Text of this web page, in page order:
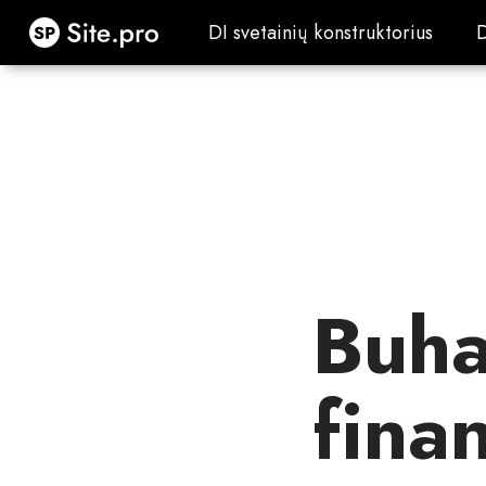
Site.pro DI svetainių konstruktorius
DI svetainių konstruktorius